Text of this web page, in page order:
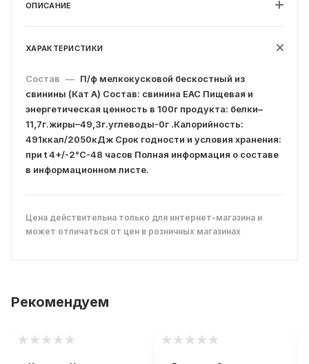
ОПИСАНИЕ
ХАРАКТЕРИСТИКИ
Состав — П/ф мелкокусковой бескостный из
свинины (Кат А) Состав: свинина ЕАС Пищевая и
энергетическая ценность в 100г продукта: белки–
11,7г.жиры–49,3г.углеводы-0г .Калорийность:
491ккал/2050кДж Срок годности и условия хранения:
при t 4+/-2°С-48 часов Полная информация о составе
в информационном листе.
Цена действительна только для интернет-магазина и
может отличаться от цен в розничных магазинах
Рекомендуем